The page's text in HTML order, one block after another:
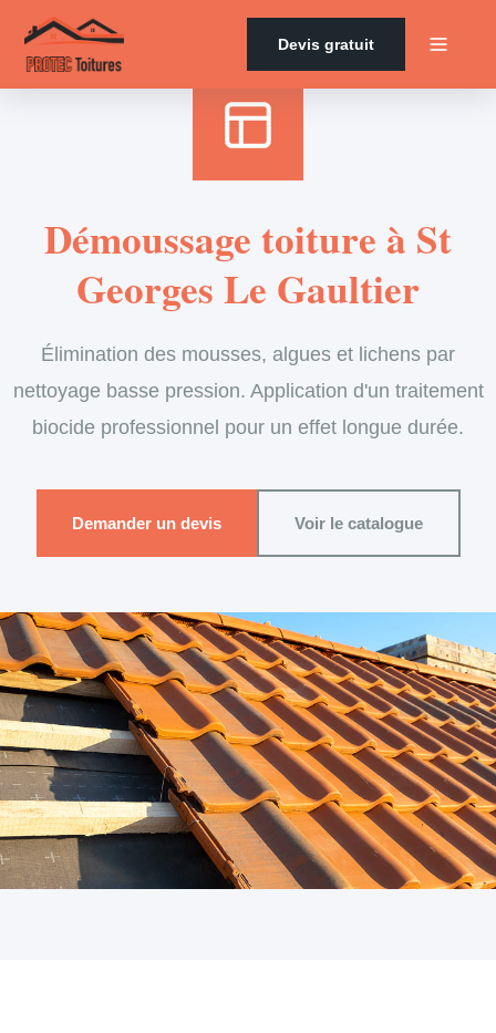
Devis gratuit
Démoussage toiture à St
Georges Le Gaultier
Élimination des mousses, algues et lichens par
nettoyage basse pression. Application d'un traitement
biocide professionnel pour un effet longue durée.
Demander un devis Voir le catalogue